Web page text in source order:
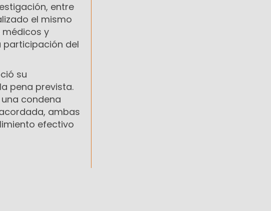
entre
el mismo
médicos y
participación del
su
pena prevista.
condena
ambas
efectivo